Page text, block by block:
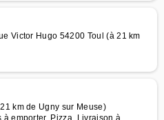
Victor Hugo 54200 Toul (à 21 km
km de Ugny sur Meuse)
emporter, Pizza, Livraison à